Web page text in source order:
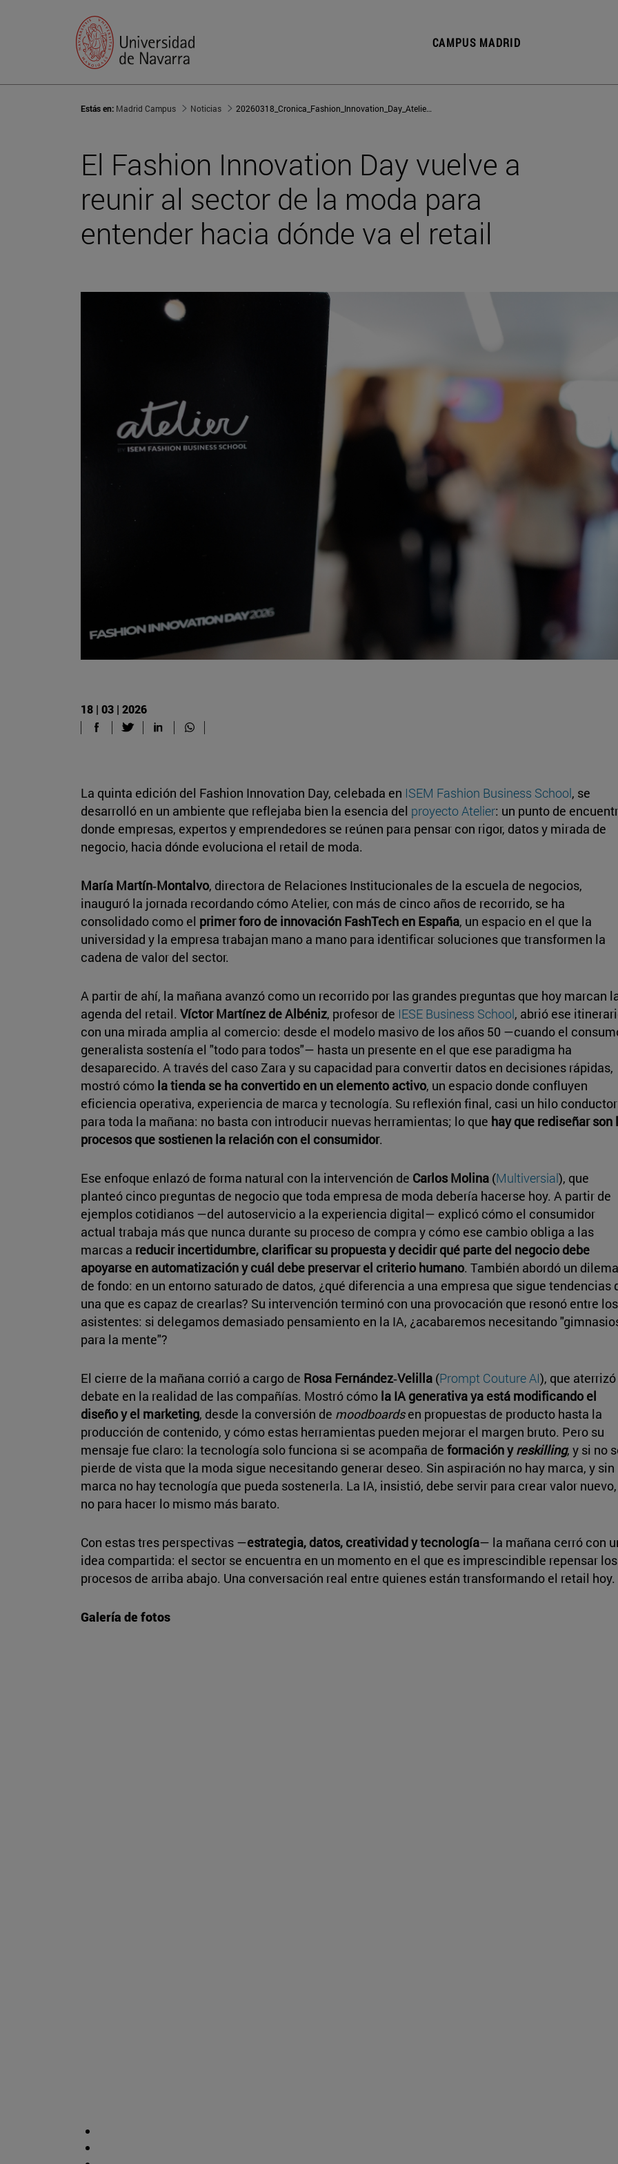
CAMPUS MADRID
Estás en: Madrid Campus Noticias 20260318_Cronica_Fashion_Innovation_Day_Atelier_ISEM
El Fashion Innovation Day vuelve a
reunir al sector de la moda para
entender hacia dónde va el retail
18 | 03 | 2026
La quinta edición del Fashion Innovation Day, celebada en ISEM Fashion Business School, se
desarrolló en un ambiente que reflejaba bien la esencia del proyecto Atelier: un punto de
donde empresas, expertos y emprendedores se reúnen para pensar con rigor, datos y mirada de
negocio, hacia dónde evoluciona el retail de moda.
María Martín‑Montalvo, directora de Relaciones Institucionales de la escuela de negocios,
inauguró la jornada recordando cómo Atelier, con más de cinco años de recorrido, se ha
consolidado como el primer foro de innovación FashTech en España, un espacio en el que la
universidad y la empresa trabajan mano a mano para identificar soluciones que transformen la
cadena de valor del sector.
A partir de ahí, la mañana avanzó como un recorrido por las grandes preguntas que hoy marcan
agenda del retail. Víctor Martínez de Albéniz, profesor de IESE Business School, abrió ese
con una mirada amplia al comercio: desde el modelo masivo de los años 50 —cuando el
generalista sostenía el "todo para todos"— hasta un presente en el que ese paradigma ha
desaparecido. A través del caso Zara y su capacidad para convertir datos en decisiones rápidas,
mostró cómo la tienda se ha convertido en un elemento activo, un espacio donde confluyen
eficiencia operativa, experiencia de marca y tecnología. Su reflexión final, casi un hilo conductor
para toda la mañana: no basta con introducir nuevas herramientas; lo que hay que rediseñar son
procesos que sostienen la relación con el consumidor.
Ese enfoque enlazó de forma natural con la intervención de Carlos Molina (Multiversial), que
planteó cinco preguntas de negocio que toda empresa de moda debería hacerse hoy. A partir de
ejemplos cotidianos —del autoservicio a la experiencia digital— explicó cómo el consumidor
actual trabaja más que nunca durante su proceso de compra y cómo ese cambio obliga a las
marcas a reducir incertidumbre, clarificar su propuesta y decidir qué parte del negocio debe
apoyarse en automatización y cuál debe preservar el criterio humano. También abordó un dilema
de fondo: en un entorno saturado de datos, ¿qué diferencia a una empresa que sigue tendencias
una que es capaz de crearlas? Su intervención terminó con una provocación que resonó entre los
asistentes: si delegamos demasiado pensamiento en la IA, ¿acabaremos necesitando
para la mente"?
El cierre de la mañana corrió a cargo de Rosa Fernández‑Velilla (Prompt Couture AI), que
debate en la realidad de las compañías. Mostró cómo la IA generativa ya está modificando el
diseño y el marketing, desde la conversión de moodboardsen propuestas de producto hasta la
producción de contenido, y cómo estas herramientas pueden mejorar el margen bruto. Pero su
mensaje fue claro: la tecnología solo funciona si se acompaña de formación yreskilling, y si no
pierde de vista que la moda sigue necesitando generar deseo. Sin aspiración no hay marca, y sin
marca no hay tecnología que pueda sostenerla. La IA, insistió, debe servir para crear valor nuevo,
no para hacer lo mismo más barato.
Con estas tres perspectivas —estrategia, datos, creatividad y tecnología— la mañana cerró con
idea compartida: el sector se encuentra en un momento en el que es imprescindible repensar los
procesos de arriba abajo. Una conversación real entre quienes están transformando el retail hoy.
Galería de fotos